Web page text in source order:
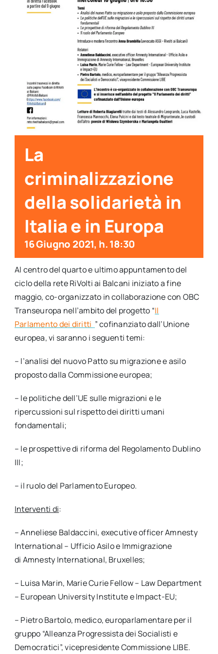
La
criminalizzazione
della solidarietà in
Italia e in Europa
16 Giugno 2021, h. 18:30
Al centro del quarto e ultimo appuntamento del
ciclo della rete RiVolti ai Balcani iniziato a fine
maggio, co-organizzato in collaborazione con OBC
Transeuropa nell’ambito del progetto “Il
Parlamento dei diritti ” cofinanziato dall’Unione
europea, vi saranno i seguenti temi:
– l’analisi del nuovo Patto su migrazione e asilo
proposto dalla Commissione europea;
– le politiche dell’UE sulle migrazioni e le
ripercussioni sul rispetto dei diritti umani
fondamentali;
– le prospettive di riforma del Regolamento Dublino
III;
– il ruolo del Parlamento Europeo.
Interventi di:
– Anneliese Baldaccini, executive officer Amnesty
International – Ufficio Asilo e Immigrazione
di Amnesty International, Bruxelles;
– Luisa Marin, Marie Curie Fellow – Law Department
– European University Institute e Impact-EU;
– Pietro Bartolo, medico, europarlamentare per il
gruppo “Alleanza Progressista dei Socialisti e
Democratici”, vicepresidente Commissione LIBE.